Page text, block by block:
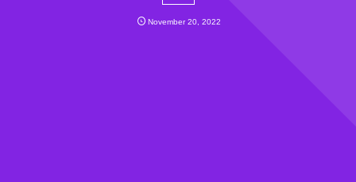
November 20 ,2022